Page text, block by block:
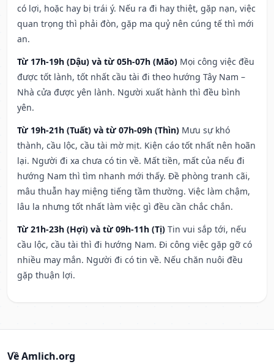
có lợi, hoặc hay bị trái ý. Nếu ra đi hay thiệt, gặp nạn, việc
quan trọng thì phải đòn, gặp ma quỷ nên cúng tế thì mới
an.
Từ 17h-19h (Dậu) và từ 05h-07h (Mão) Mọi công việc đều
được tốt lành, tốt nhất cầu tài đi theo hướng Tây Nam –
Nhà cửa được yên lành. Người xuất hành thì đều bình
yên.
Từ 19h-21h (Tuất) và từ 07h-09h (Thìn) Mưu sự khó
thành, cầu lộc, cầu tài mờ mịt. Kiện cáo tốt nhất nên hoãn
lại. Người đi xa chưa có tin về. Mất tiền, mất của nếu đi
hướng Nam thì tìm nhanh mới thấy. Đề phòng tranh cãi,
mâu thuẫn hay miệng tiếng tầm thường. Việc làm chậm,
lâu la nhưng tốt nhất làm việc gì đều cần chắc chắn.
Từ 21h-23h (Hợi) và từ 09h-11h (Tị) Tin vui sắp tới, nếu
cầu lộc, cầu tài thì đi hướng Nam. Đi công việc gặp gỡ có
nhiều may mắn. Người đi có tin về. Nếu chăn nuôi đều
gặp thuận lợi.
Về Amlich.org